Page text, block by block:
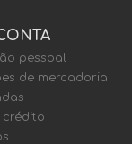
pessoal
de mercadoria
crédito